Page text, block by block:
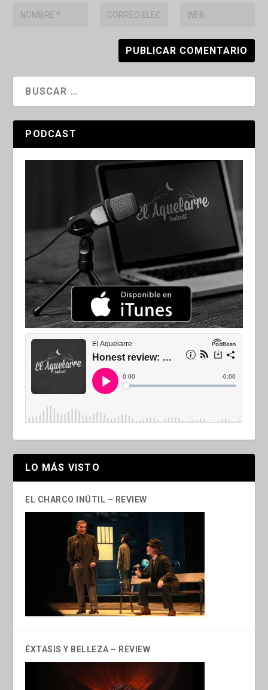
PODCAST
LO MÁS VISTO
EL CHARCO INÚTIL – REVIEW
ÉXTASIS Y BELLEZA – REVIEW